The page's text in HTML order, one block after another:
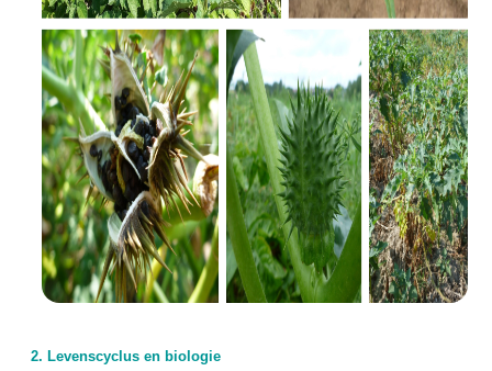
2. Levenscyclus en biologie